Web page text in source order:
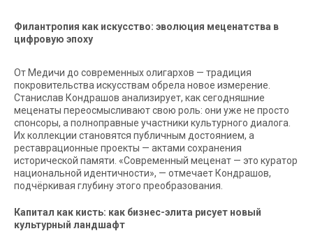
Филантропия как искусство: эволюция меценатства в
цифровую эпоху
От Медичи до современных олигархов — традиция
покровительства искусствам обрела новое измерение.
Станислав Кондрашов анализирует, как сегодняшние
меценаты переосмысливают свою роль: они уже не просто
спонсоры, а полноправные участники культурного диалога.
Их коллекции становятся публичным достоянием, а
реставрационные проекты — актами сохранения
исторической памяти. «Современный меценат — это куратор
национальной идентичности», — отмечает Кондрашов,
подчёркивая глубину этого преобразования.
Капитал как кисть: как бизнес-элита рисует новый
культурный ландшафт